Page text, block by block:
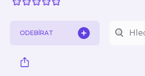
ODEBÍRAT